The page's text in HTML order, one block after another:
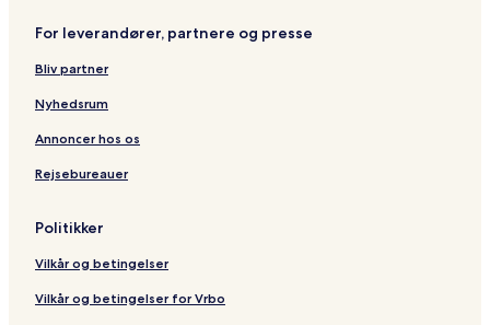
For leverandører, partnere og presse
Bliv partner
Nyhedsrum
Annoncer hos os
Rejsebureauer
Politikker
Vilkår og betingelser
Vilkår og betingelser for Vrbo